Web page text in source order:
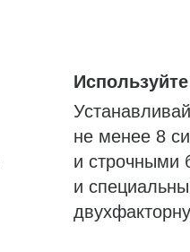
не менее 8
и строчными
и